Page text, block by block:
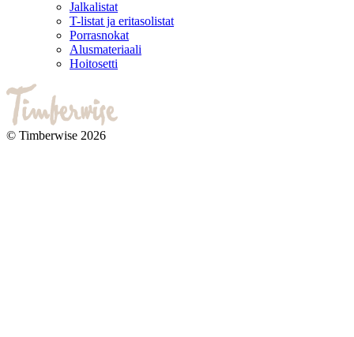
Jalkalistat
T-listat ja eritasolistat
Porrasnokat
Alusmateriaali
Hoitosetti
© Timberwise 2026